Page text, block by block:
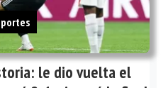
le dio vuelta el